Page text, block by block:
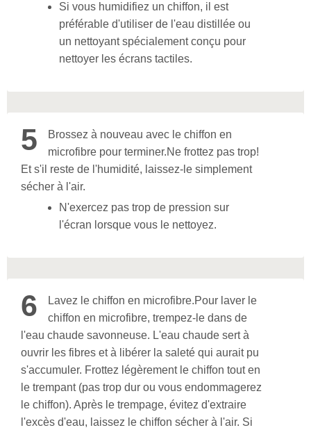
Si vous humidifiez un chiffon, il est
préférable d'utiliser de l'eau distillée ou
un nettoyant spécialement conçu pour
nettoyer les écrans tactiles.
5
Brossez à nouveau avec le chiffon en
microfibre pour terminer.Ne frottez pas trop!
Et s'il reste de l'humidité, laissez-le simplement
sécher à l'air.
N'exercez pas trop de pression sur
l'écran lorsque vous le nettoyez.
6 Lavez le chiffon en microfibre.Pour laver le
chiffon en microfibre, trempez-le dans de
l'eau chaude savonneuse. L'eau chaude sert à
ouvrir les fibres et à libérer la saleté qui aurait pu
s'accumuler. Frottez légèrement le chiffon tout en
le trempant (pas trop dur ou vous endommagerez
le chiffon). Après le trempage, évitez d'extraire
l'excès d'eau, laissez le chiffon sécher à l'air. Si